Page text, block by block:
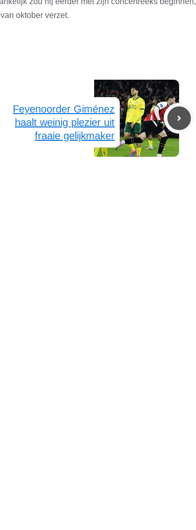
oktober verzet.
Feyenoorder Giménez
haalt weinig plezier uit
fraaie gelijkmaker